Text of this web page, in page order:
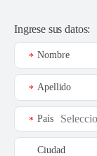
Ingrese sus datos:
Nombre
*
Apellido
*
País
*
Ciudad